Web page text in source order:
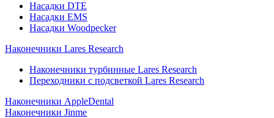
Насадки DTE
Насадки EMS
Насадки Woodpecker
Наконечники Lares Research
Наконечники турбинные Lares Research
Переходники с подсветкой Lares Research
Наконечники AppleDental
Наконечники Jinme